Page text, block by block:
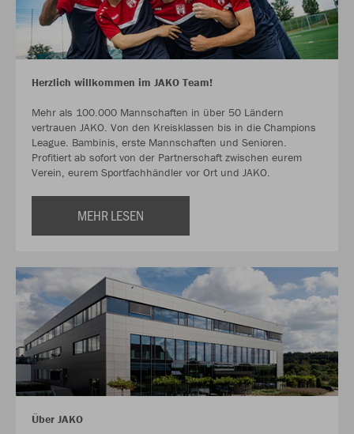
Herzlich willkommen im JAKO Team!
Mehr als 100.000 Mannschaften in über 50 Ländern
vertrauen JAKO. Von den Kreisklassen bis in die Champions
League. Bambinis, erste Mannschaften und Senioren.
Profitiert ab sofort von der Partnerschaft zwischen eurem
Verein, eurem Sportfachhändler vor Ort und JAKO.
MEHR LESEN
Über JAKO